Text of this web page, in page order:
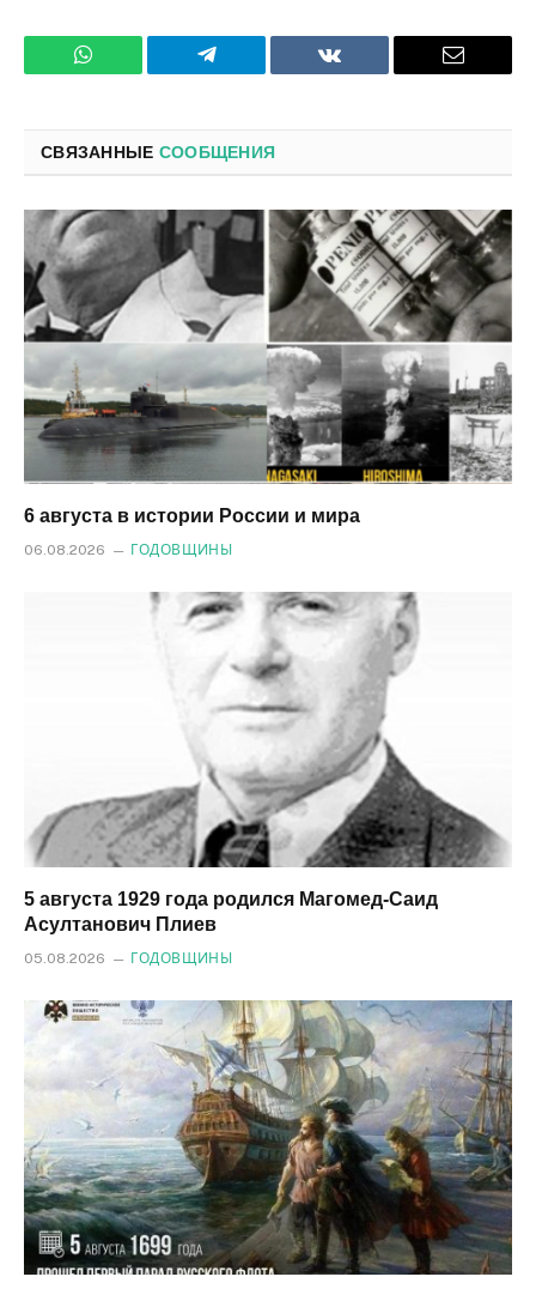
WhatsApp Телеграмм ВКонтакте
СВЯЗАННЫЕ СООБЩЕНИЯ
6 августа в истории России и мира
06.08.2026 ГОДОВЩИНЫ
5 августа 1929 года родился Магомед‑Саид
Асултанович Плиев
05.08.2026 ГОДОВЩИНЫ